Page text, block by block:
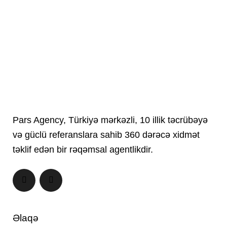
Pars Agency, Türkiyə mərkəzli, 10 illik təcrübəyə
və güclü referanslara sahib 360 dərəcə xidmət
təklif edən bir rəqəmsal agentlikdir.
Əlaqə